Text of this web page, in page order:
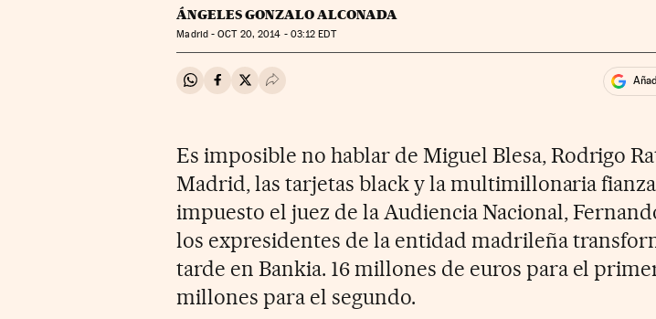
ÁNGELES GONZALO ALCONADA
Madrid -OCT20, 2014 - 03:12 EDT
Compartir en Whatsapp
Compartir en Facebook
Compartir en Twitter
Desplegar Redes Sociales
Es imposible no hablar de Miguel Blesa, Rodrigo
Madrid, las tarjetas black y la multimillonaria
impuesto el juez de la Audiencia Nacional,
los expresidentes de la entidad madrileña
tarde en Bankia. 16 millones de euros para el
millones para el segundo.